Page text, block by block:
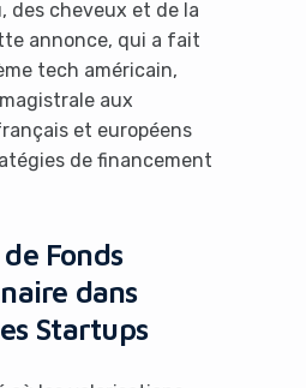
des cheveux et de la
annonce, qui a fait
tech américain,
aux
et européens
de financement
Fonds
dans
Startups